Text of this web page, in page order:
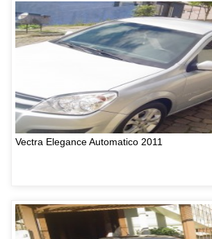
Vectra Elegance Automatico 2011